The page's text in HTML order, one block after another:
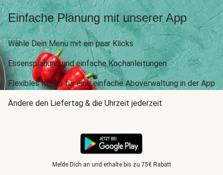
Einfache Planung mit unserer App
Wähle Dein Menü mit ein paar Klicks
Essensplanung und einfache Kochanleitungen
Flexibles Konto für eine einfache Aboverwaltung in der App
Ändere den Liefertag & die Uhrzeit jederzeit
Melde Dich an und erhalte bis zu 75€ Rabatt